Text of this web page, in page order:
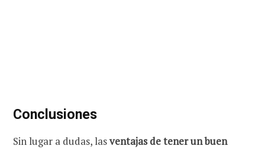
Conclusiones
Sin lugar a dudas, lasventajas de tener un buen